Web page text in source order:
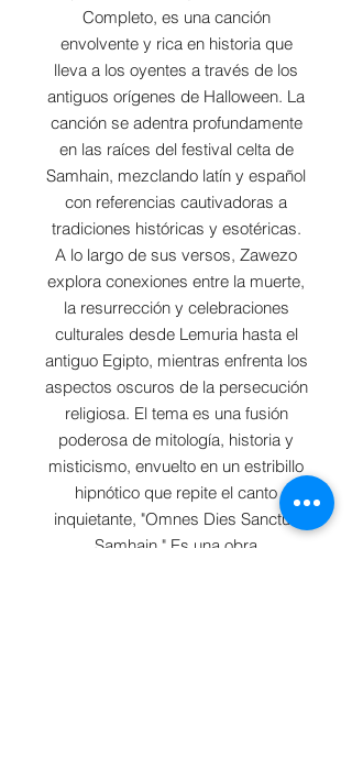
Completo, es una canción
envolvente y rica en historia que
lleva a los oyentes a través de los
antiguos orígenes de Halloween. La
canción se adentra profundamente
en las raíces del festival celta de
Samhain, mezclando latín y español
con referencias cautivadoras a
tradiciones históricas y esotéricas.
A lo largo de sus versos, Zawezo
explora conexiones entre la muerte,
la resurrección y celebraciones
culturales desde Lemuria hasta el
antiguo Egipto, mientras enfrenta los
aspectos oscuros de la persecución
religiosa. El tema es una fusión
poderosa de mitología, historia y
misticismo, envuelto en un estribillo
hipnótico que repite el canto
inquietante, "Omnes Dies Sanctus
Samhain." Es una obra